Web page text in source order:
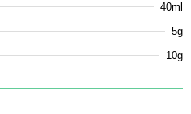
40ml
5g
10g